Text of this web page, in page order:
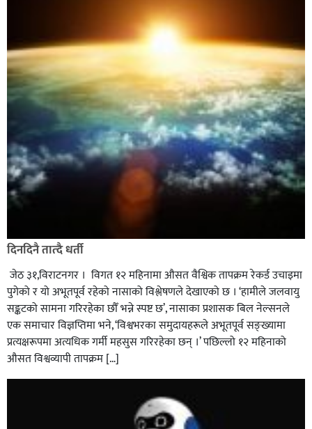
दिनदिनै तात्दै धर्ती
जेठ ३१,विराटनगर । विगत १२ महिनामा औसत वैश्विक तापक्रम रेकर्ड उचाइमा
पुगेको र यो अभूतपूर्व रहेको नासाको विश्लेषणले देखाएको छ । ‘हामीले जलवायु
सङ्कटको सामना गरिरहेका छौँ भन्ने स्पष्ट छ’, नासाका प्रशासक बिल नेल्सनले
एक समाचार विज्ञप्तिमा भने, ‘विश्वभरका समुदायहरूले अभूतपूर्व सङ्ख्यामा
प्रत्यक्षरूपमा अत्यधिक गर्मी महसुस गरिरहेका छन् ।’ पछिल्लो १२ महिनाको
औसत विश्वव्यापी तापक्रम […]